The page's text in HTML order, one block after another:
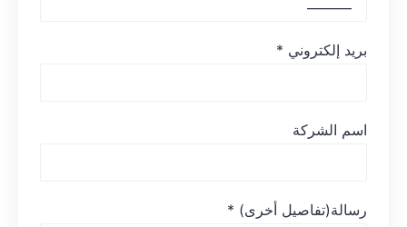
بريد إلكتروني *
اسم الشركة
رسالة(تفاصيل أخرى) *